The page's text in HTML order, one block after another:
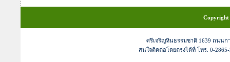
Copyright
ศรีเจริญหินธรรมชาติ 1639 ถนนก
สนใจติดต่อโดยตรงได้ที่ โทร. 0-2865-